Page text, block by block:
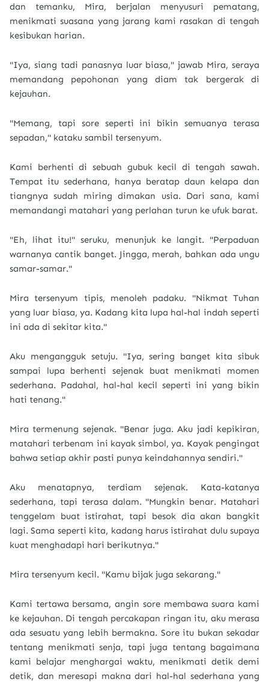
dan temanku, Mira, berjalan menyusuri pematang,
menikmati suasana yang jarang kami rasakan di tengah
kesibukan harian.
"Iya, siang tadi panasnya luar biasa," jawab Mira, seraya
memandang pepohonan yang diam tak bergerak di
kejauhan.
"Memang, tapi sore seperti ini bikin semuanya terasa
sepadan," kataku sambil tersenyum.
Kami berhenti di sebuah gubuk kecil di tengah sawah.
Tempat itu sederhana, hanya beratap daun kelapa dan
tiangnya sudah miring dimakan usia. Dari sana, kami
memandangi matahari yang perlahan turun ke ufuk barat.
"Eh, lihat itu!" seruku, menunjuk ke langit. "Perpaduan
warnanya cantik banget. Jingga, merah, bahkan ada ungu
samar-samar."
Mira tersenyum tipis, menoleh padaku. "Nikmat Tuhan
yang luar biasa, ya. Kadang kita lupa hal-hal indah seperti
ini ada di sekitar kita."
Aku mengangguk setuju. "Iya, sering banget kita sibuk
sampai lupa berhenti sejenak buat menikmati momen
sederhana. Padahal, hal-hal kecil seperti ini yang bikin
hati tenang."
Mira termenung sejenak. "Benar juga. Aku jadi kepikiran,
matahari terbenam ini kayak simbol, ya. Kayak pengingat
bahwa setiap akhir pasti punya keindahannya sendiri."
Aku menatapnya, terdiam sejenak. Kata-katanya
sederhana, tapi terasa dalam. "Mungkin benar. Matahari
tenggelam buat istirahat, tapi besok dia akan bangkit
lagi. Sama seperti kita, kadang harus istirahat dulu supaya
kuat menghadapi hari berikutnya."
Mira tersenyum kecil. "Kamu bijak juga sekarang."
Kami tertawa bersama, angin sore membawa suara kami
ke kejauhan. Di tengah percakapan ringan itu, aku merasa
ada sesuatu yang lebih bermakna. Sore itu bukan sekadar
tentang menikmati senja, tapi juga tentang bagaimana
kami belajar menghargai waktu, menikmati detik demi
detik, dan meresapi makna dari hal-hal sederhana yang